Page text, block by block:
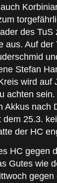
des TuS
aus. Auf der
Stefan
wird auf
achten
Akkus nach
dem 25.3.
der HC
HC gegen
Gutes wie